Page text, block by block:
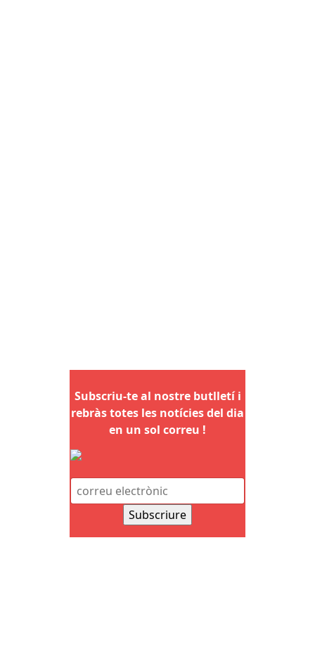
Subscriu-te al nostre butlletí i
rebràs totes les notícies del dia
en un sol correu !